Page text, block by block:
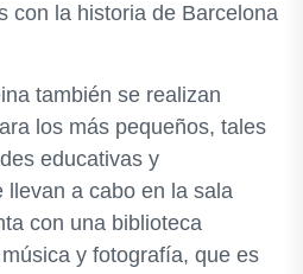
con la historia de Barcelona
también se realizan
los más pequeños, tales
educativas y
llevan a cabo en la sala
con una biblioteca
y fotografía, que es